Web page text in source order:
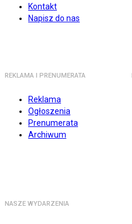
Kontakt
Napisz do nas
REKLAMA I PRENUMERATA
Reklama
Ogłoszenia
Prenumerata
Archiwum
NASZE WYDARZENIA